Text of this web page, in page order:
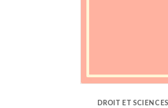
DROIT ET